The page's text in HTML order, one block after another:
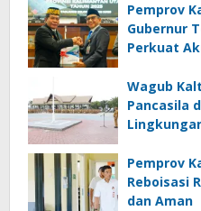
Pemprov
Gubernur
Perkuat
Wagub
Pancasila
Pemprov
Reboisasi
dan Aman